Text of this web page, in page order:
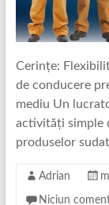
Cerințe:
de conducere
mediu Un
activități simple
produselor
Adrian
Niciun